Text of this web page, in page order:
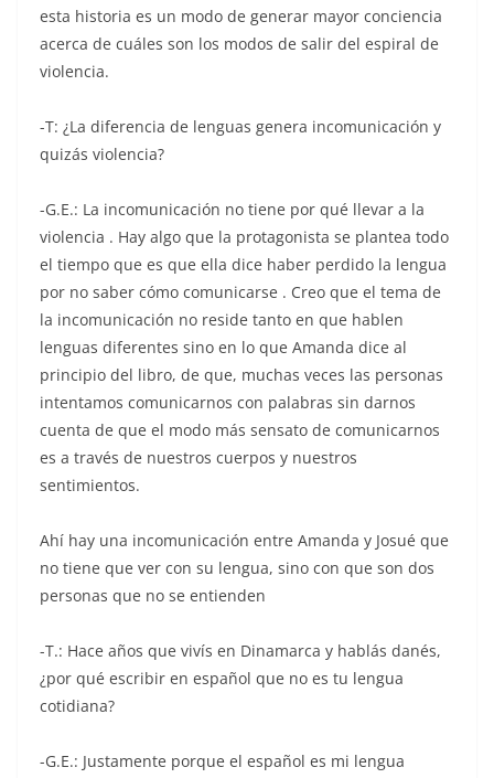
esta historia es un modo de generar mayor conciencia
acerca de cuáles son los modos de salir del espiral de
violencia.
-T: ¿La diferencia de lenguas genera incomunicación y
quizás violencia?
-G.E.: La incomunicación no tiene por qué llevar a la
violencia . Hay algo que la protagonista se plantea todo
el tiempo que es que ella dice haber perdido la lengua
por no saber cómo comunicarse . Creo que el tema de
la incomunicación no reside tanto en que hablen
lenguas diferentes sino en lo que Amanda dice al
principio del libro, de que, muchas veces las personas
intentamos comunicarnos con palabras sin darnos
cuenta de que el modo más sensato de comunicarnos
es a través de nuestros cuerpos y nuestros
sentimientos.
Ahí hay una incomunicación entre Amanda y Josué que
no tiene que ver con su lengua, sino con que son dos
personas que no se entienden
-T.: Hace años que vivís en Dinamarca y hablás danés,
¿por qué escribir en español que no es tu lengua
cotidiana?
-G.E.: Justamente porque el español es mi lengua